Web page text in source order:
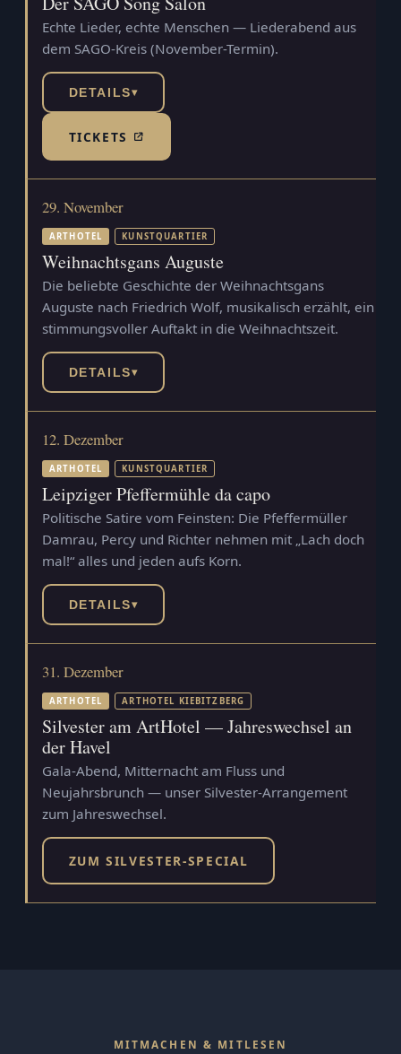
Echte Lieder, echte Menschen — Liederabend aus
dem SAGO-Kreis (November-Termin).
DETAILS▾
TICKETS(TICKETSHOP, ÖFFNET IN NEUEM TAB)
29. November
ARTHOTEL KUNSTQUARTIER
Weihnachtsgans Auguste
Die beliebte Geschichte der Weihnachtsgans
Auguste nach Friedrich Wolf, musikalisch erzählt, ein
stimmungsvoller Auftakt in die Weihnachtszeit.
DETAILS▾
12. Dezember
ARTHOTEL KUNSTQUARTIER
Leipziger Pfeffermühle da capo
Politische Satire vom Feinsten: Die Pfeffermüller
Damrau, Percy und Richter nehmen mit „Lach doch
mal!“ alles und jeden aufs Korn.
DETAILS▾
31. Dezember
ARTHOTEL ARTHOTEL KIEBITZBERG
Silvester am ArtHotel — Jahreswechsel an
der Havel
Gala-Abend, Mitternacht am Fluss und
Neujahrsbrunch — unser Silvester-Arrangement
zum Jahreswechsel.
ZUM SILVESTER-SPECIAL
MITMACHEN & MITLESEN